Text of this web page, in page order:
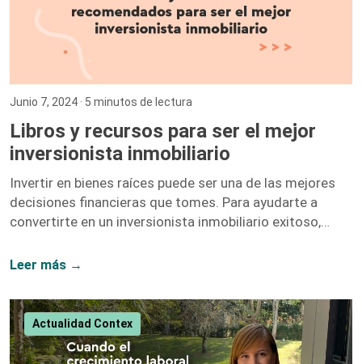
Junio 7, 2024 · 5 minutos de lectura
Libros y recursos para ser el mejor
inversionista inmobiliario
Invertir en bienes raíces puede ser una de las mejores
decisiones financieras que tomes. Para ayudarte a
convertirte en un inversionista inmobiliario exitoso,
proporcionarán las herramientas y el conocimiento
recomendaciones más destacadas. 1. El Inversionista
Millonario de Bienes Raíces – Gary Keller Gary Keller,
fundador de Keller Williams Realty, recopila los
testimonios de más de 100 inversionistas millonarios
Leer más →
Actualidad Contex